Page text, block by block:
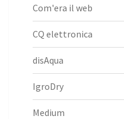
Com'era il web
CQ elettronica
disAqua
IgroDry
Medium